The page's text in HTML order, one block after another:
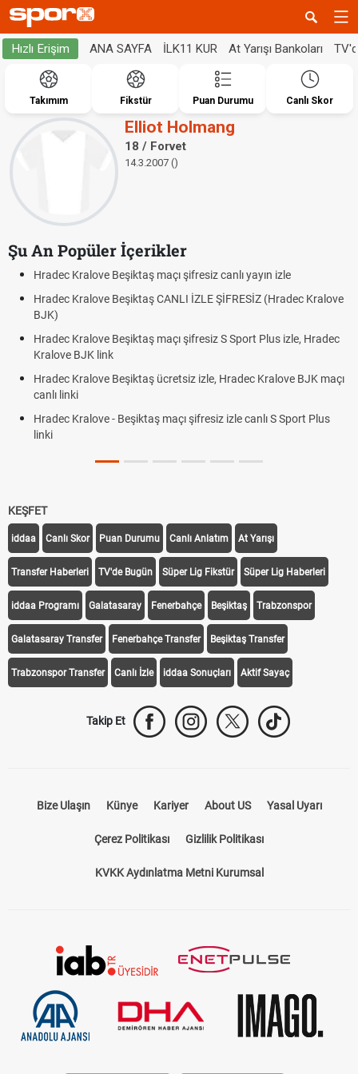
Hızlı Erişim ANA SAYFA İLK11 KUR At Yarışı Bankoları
Takımım Fikstür Puan Durumu Canlı Skor
Elliot Holmang
18 / Forvet
14.3.2007 ()
Şu An Popüler İçerikler
Hradec Kralove Beşiktaş maçı şifresiz canlı yayın izle
Hradec Kralove Beşiktaş CANLI İZLE ŞİFRESİZ (Hradec Kralove
BJK)
Hradec Kralove Beşiktaş maçı şifresiz S Sport Plus izle, Hradec
Kralove BJK link
Hradec Kralove Beşiktaş ücretsiz izle, Hradec Kralove BJK maçı
canlı linki
Hradec Kralove - Beşiktaş maçı şifresiz izle canlı S Sport Plus
linki
KEŞFET
iddaa Canlı Skor Puan Durumu Canlı Anlatım At Yarışı
Transfer Haberleri TV'de Bugün Süper Lig Fikstür Süper Lig Haberleri
iddaa Programı Galatasaray Fenerbahçe Beşiktaş Trabzonspor
Galatasaray Transfer Fenerbahçe Transfer Beşiktaş Transfer
Trabzonspor Transfer Canlı İzle iddaa Sonuçları Aktif Sayaç
Takip Et
Bize Ulaşın Künye Kariyer About US Yasal Uyarı
Çerez Politikası Gizlilik Politikası
KVKK Aydınlatma Metni Kurumsal